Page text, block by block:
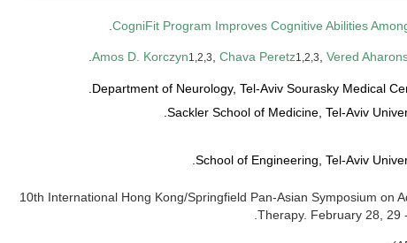
CogniFit Program Improves Cognitive Abilities
Amos D. Korczyn1,2,3 Chava Peretz1,2,3 Vered
: 10th International Hong Kong/Springfield Pan-Asian Symposium on
Therapy. February 28, 29